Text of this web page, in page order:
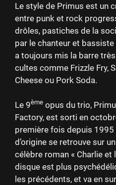
Le style de Primus est un
entre punk et rock
drôles, pastiches de la
par le chanteur et
a toujours mis la barre
cultes comme Frizzle Fry,
Cheese ou Pork Soda.
Le 9ème opus du trio,
Factory, est sorti en
première fois depuis
d’origine se retrouve sur
célèbre roman « Charlie et
disque est plus
les précédents, et va en